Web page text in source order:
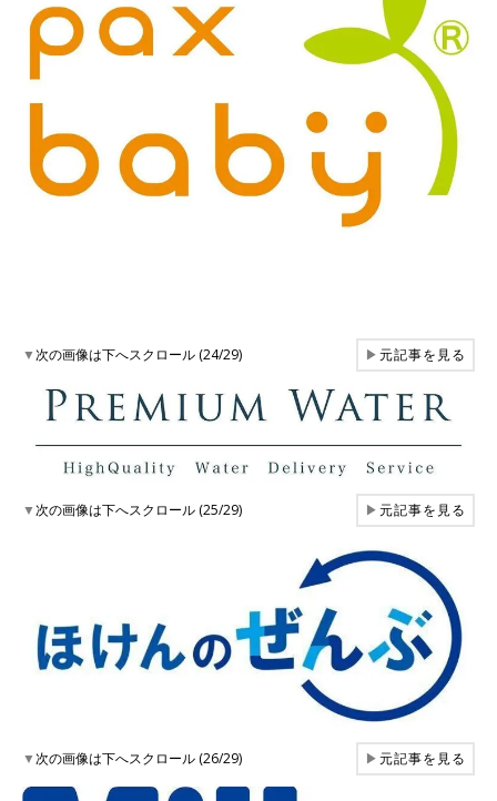
▼次の画像は下へスクロール (24/29) ▶元記事を見る
▼次の画像は下へスクロール (25/29) ▶元記事を見る
▼次の画像は下へスクロール (26/29) ▶元記事を見る